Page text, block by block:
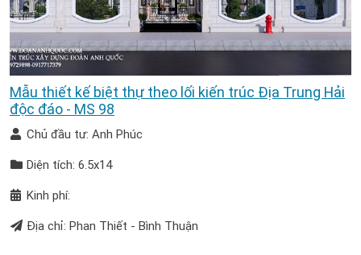
Mẫu thiết kế biệt thự theo lối kiến trúc Địa Trung Hải
độc đáo - MS 98
Chủ đầu tư: Anh Phúc
Diện tích: 6.5x14
Kinh phí:
Địa chỉ: Phan Thiết - Bình Thuận